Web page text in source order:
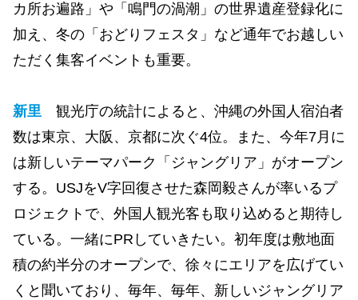
カ所お遍路」や「鳴門の渦潮」の世界遺産登録化に
加え、冬の「おどりフェスタ」など通年でお越しい
ただく集客イベントも重要。
新里 観光庁の統計によると、沖縄の外国人宿泊者
数は東京、大阪、京都に次ぐ4位。また、今年7月に
は新しいテーマパーク「ジャングリア」がオープン
する。USJをV字回復させた森岡毅さんが率いるプ
ロジェクトで、外国人観光客も取り込めると期待し
ている。一緒にPRしていきたい。初年度は敷地面
積の約半分のオープンで、徐々にエリアを広げてい
くと聞いており、毎年、毎年、新しいジャングリア